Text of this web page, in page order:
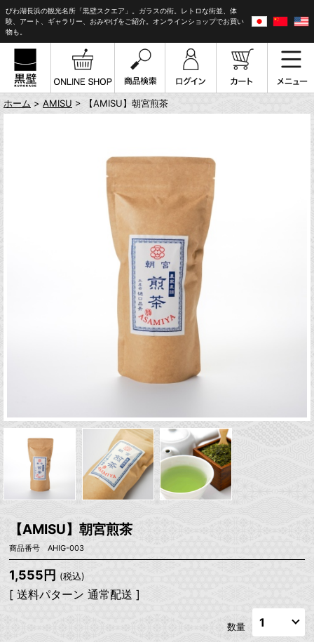
びわ湖長浜の観光名所「黒壁スクエア」。ガラスの街。レトロな街並、体
験、アート、ギャラリー、おみやげをご紹介。オンラインショップでお買い
物も。
ホーム > AMISU > 【AMISU】朝宮煎茶
【AMISU】朝宮煎茶
商品番号 AHIG-003
1,555円 (税込)
[ 送料パターン 通常配送 ]
数量